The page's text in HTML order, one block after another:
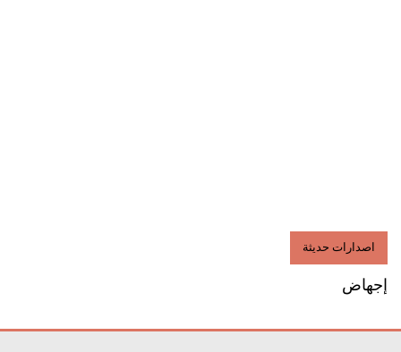
اصدارات حديثة
إجهاض